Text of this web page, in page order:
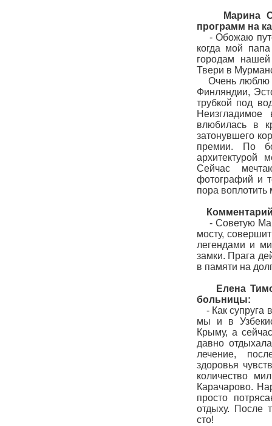
Марина
программ на
- Обожаю
когда мой
городам
Твери в
Очень люблю
Финляндии,
трубкой под
влюбилась в
затонувшего
премии. По
архитектурой
Сейчас
фотографий и
пора воплотить
Коммент
- Советую
мосту,
легендами и
замки. Прага
в памяти на
Елена
больницы:
- Как супруга
мы и в
Крыму, а
давно
лечение,
здоровья
количество
Карачарово.
просто
отдыху. После
сто!